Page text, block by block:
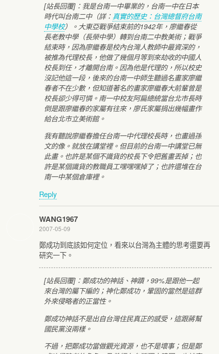
[站長回覆]：我是台南一中畢業的，台南一中在日本
時代叫台南二中（詳： 真實的歷史：台灣總督府台南
中學校）。大東亞戰爭結束前的1942年，廖繼春從
長老教中學（長榮中學）轉到台南二中教美術；戰爭
結束時，因為廖繼春是校內台灣人教師中最資深的，
被推為代理校長，他做了幾個月等到來劫收的中國人
校長到任，才離開台南。因為他是代理的，所以校史
沒記他這一段，後來的台南一中師生聽過名畫家廖繼
春者不在少數，但知道著名的畫家廖繼春大前輩曾是
校長卻少得可憐。南一中校友阿扁總統當台北市長時
倒是跟廖繼春的家屬有往來，廖氏家屬捐出幾幅畫作
給台北市立美術館。
我有聽說廖繼春擔任台南一中代理校長時，也畫過孫
文的像。就放在講堂裡。但目前的台南一中講堂已無
此畫。也許是某個不識貨的校長下令把舊畫丟掉；也
許是某個識貨的教職員工嘿嘿嘿掉了；也許還堆在台
南一中某個倉庫裡。
Reply
WANG1967
2007-05-09
鄭成功到底該如何定位，看來以台灣為主體的思考還要再
研究一下。
[站長回覆]：鄭成功的神話、神蹟，99%是跟他一起
來台灣的屬下編的；神化鄭成功，鞏固的當然是這群
外來侵略者的正當性。
鄭成功神話不是出自台灣住民真正的感受，這跟蔣幫
國民黨沒兩樣。
不過，把鄭成功當做觀光資源，也不是壞事；但是鄭